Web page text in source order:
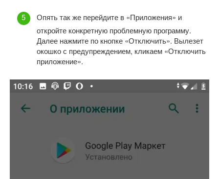
Опять так же перейдите в «Приложения» и
откройте конкретную проблемную программу.
Далее нажмите по кнопке «Отключить». Вылезет
окошко с предупреждением, кликаем «Отключить
приложение».